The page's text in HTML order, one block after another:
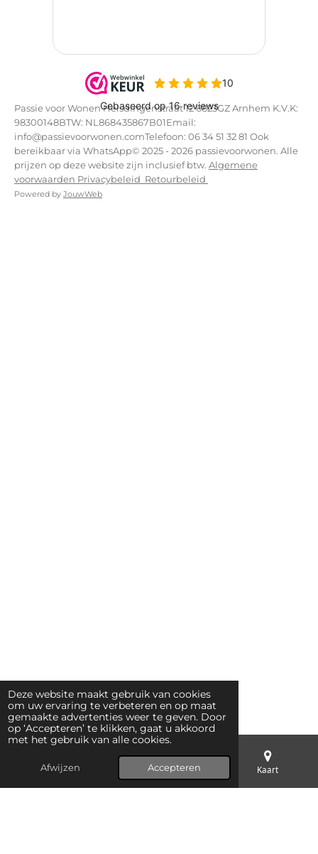
Deze website maakt gebruik van cookies
om uw ervaring te verbeteren en op maat
gemaakte advertenties weer te geven. Door
op ‘Accepteren’ te klikken, gaat u akkoord
met het gebruik van alle cookies.
Afwijzen Accepteren
Passie voor Wonen Helsdingenstraat 12 6823GZ Arnhem K.V.K:
98300148BTW: NL868435867B01Email:
info@passievoorwonen.comTelefoon: 06 34 51 32 81 Ook
bereikbaar via WhatsApp© 2025 - 2026 passievoorwonen. Alle
prijzen op deze website zijn inclusief btw. Algemene
voorwaarden Privacybeleid Retourbeleid
Powered by JouwWeb
E-mailadres Telefoonnummer Kaart